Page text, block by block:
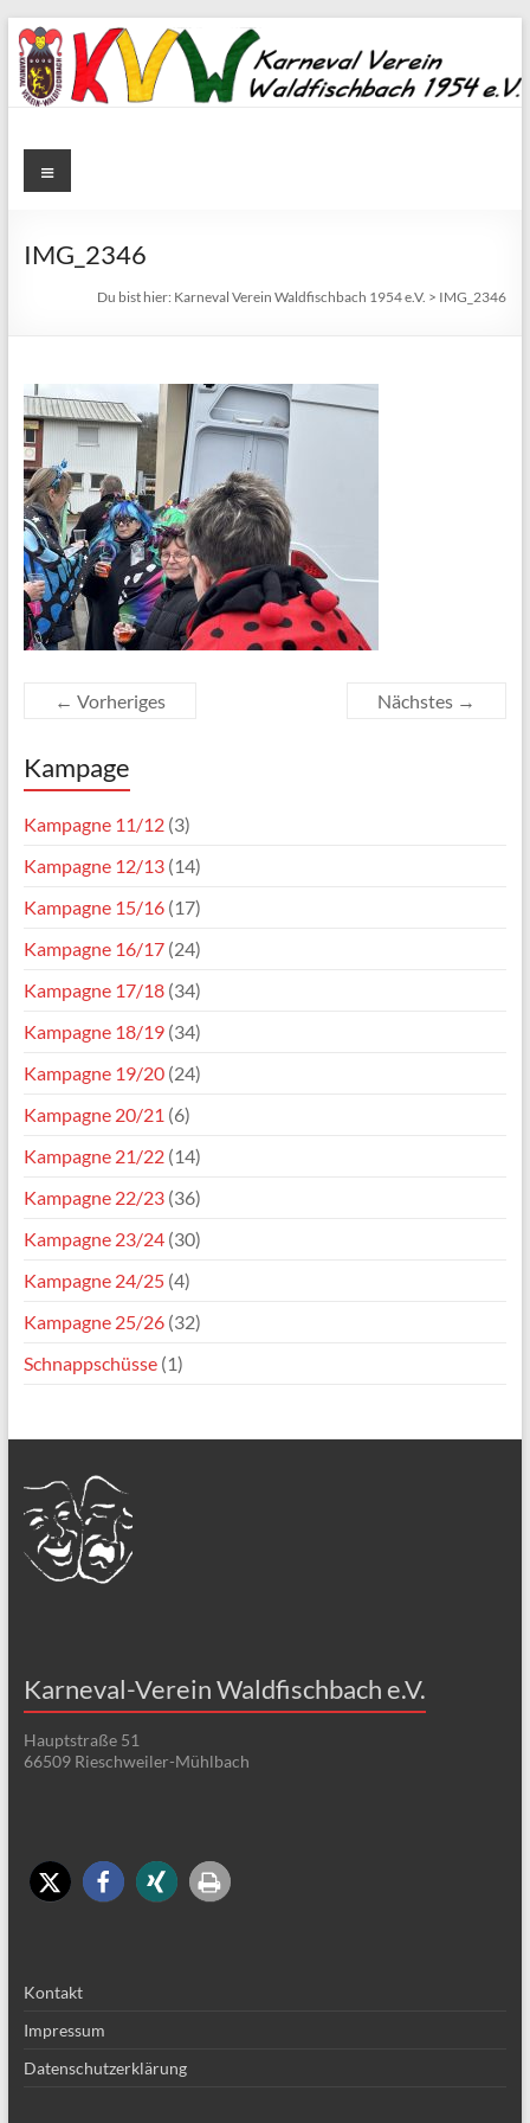
Zum
Inhalt
springen
Karneval
Waldfischbach
1954
Karneval
Verein
Waldfischbach
1954
e.V.
Menü
IMG_2346
Du bist hier: Karneval Verein Waldfischbach 1954 e.V. > IMG_2346
← Vorheriges Nächstes →
Kampage
Kampagne 11/12(3)
Kampagne 12/13(14)
Kampagne 15/16(17)
Kampagne 16/17(24)
Kampagne 17/18(34)
Kampagne 18/19(34)
Kampagne 19/20(24)
Kampagne 20/21 (6)
Kampagne 21/22(14)
Kampagne 22/23(36)
Kampagne 23/24(30)
Kampagne 24/25(4)
Kampagne 25/26(32)
Schnappschüsse(1)
Karneval-Verein Waldfischbach e.V.
Hauptstraße 51
66509 Rieschweiler-Mühlbach
Kontakt
Impressum
Datenschutzerklärung